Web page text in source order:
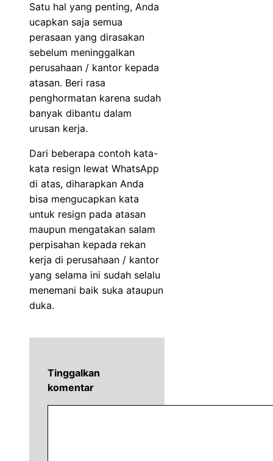
Satu hal yang penting, Anda
ucapkan saja semua
perasaan yang dirasakan
sebelum meninggalkan
perusahaan / kantor kepada
atasan. Beri rasa
penghormatan karena sudah
banyak dibantu dalam
urusan kerja.
Dari beberapa contoh kata-
kata resign lewat WhatsApp
di atas, diharapkan Anda
bisa mengucapkan kata
untuk resign pada atasan
maupun mengatakan salam
perpisahan kepada rekan
kerja di perusahaan / kantor
yang selama ini sudah selalu
menemani baik suka ataupun
duka.
Tinggalkan
komentar